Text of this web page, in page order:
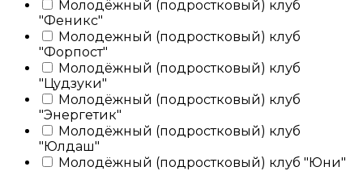
Молодёжный (подростковый) клуб
"Феникс"
Молодежный (подростковый) клуб
"Форпост"
Молодёжный (подростковый) клуб
"Цудзуки"
Молодёжный (подростковый) клуб
"Энергетик"
Молодёжный (подростковый) клуб
"Юлдаш"
Молодёжный (подростковый) клуб "Юни"